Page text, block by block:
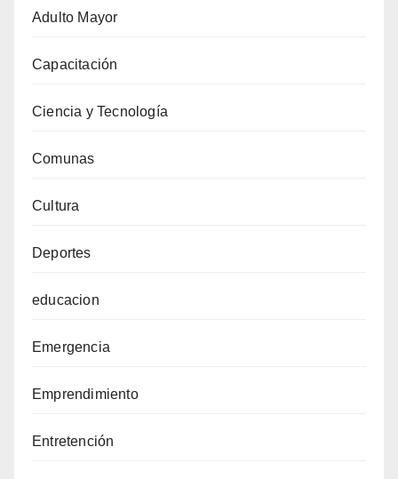
Adulto Mayor
Capacitación
Ciencia y Tecnología
Comunas
Cultura
Deportes
educacion
Emergencia
Emprendimiento
Entretención